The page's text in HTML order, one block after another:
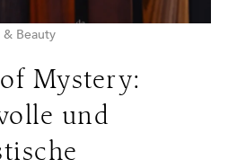
& Beauty
Mystery:
und